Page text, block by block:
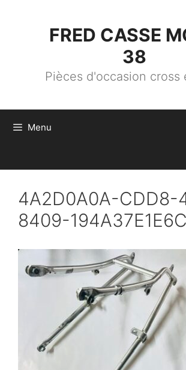
FRED CASSE
38
Pièces d'occasion cross
Menu
4A2D0A0A-CDD8-
8409-